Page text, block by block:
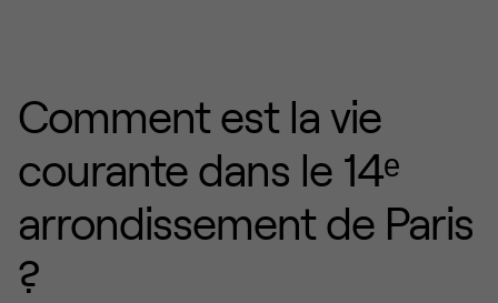
Comment est la vie
courante dans le 14ᵉ
arrondissement de Paris
?